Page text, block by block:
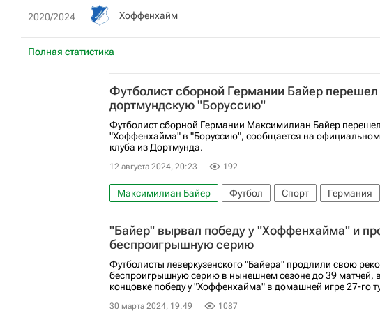
Полная статистика
2020/2024 Хоффенхайм
Футболист сборной Германии Байер перешел
дортмундскую "Боруссию"
Футболист сборной Германии Максимилиан Байер
"Хоффенхайма" в "Боруссию", сообщается на официальном
клуба из Дортмунда.
12 августа 2024, 20:23 192
Максимилиан Байер Футбол Спорт Германия
Боруссия (Мёнхенгладбах)
Хоффенхайм
"Байер" вырвал победу у "Хоффенхайма" и
беспроигрышную серию
Футболисты леверкузенского "Байера" продлили свою
беспроигрышную серию в нынешнем сезоне до 39 матчей,
концовке победу у "Хоффенхайма" в домашней игре 27-го
30 марта 2024, 19:49 1087